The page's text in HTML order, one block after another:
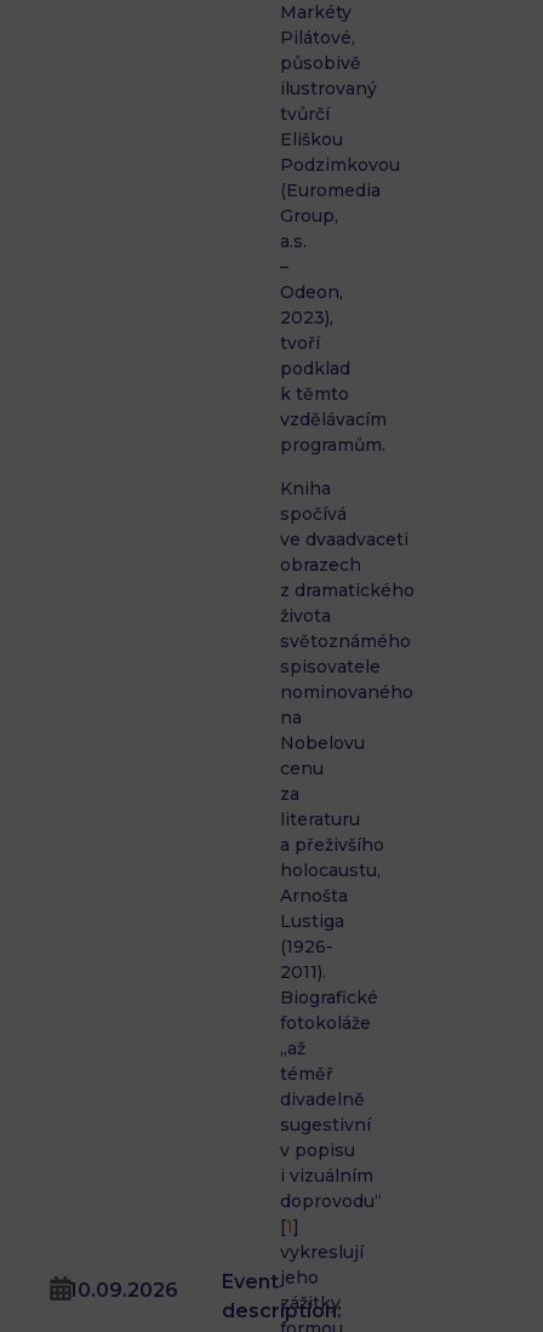
10.09.2026
Event
description:
Markéty
Pilátové,
působivě
ilustrovaný
tvůrčí
Eliškou
Podzimkovou
(Euromedia
Group,
a.s.
–
Odeon,
2023),
tvoří
podklad
k těmto
vzdělávacím
programům.
Kniha
spočívá
ve dvaadvaceti
obrazech
z dramatického
života
světoznámého
spisovatele
nominovaného
na
Nobelovu
cenu
za
literaturu
a přeživšího
holocaustu,
Arnošta
Lustiga
(1926-
2011).
Biografické
fotokoláže
„až
téměř
divadelně
sugestivní
v popisu
i vizuálním
doprovodu“
[1]
vykreslují
jeho
zážitky